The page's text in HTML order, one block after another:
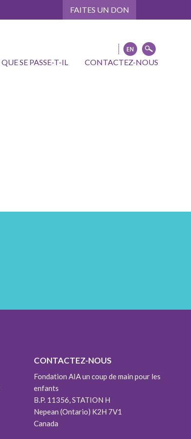
FAITES UN DON
QUE SE PASSE-T-IL CONTACTEZ-NOUS
CONTACTEZ-NOUS
Fondation AIA un coup de main pour les
enfants
B.P. 11356, STATION H
Nepean (Ontario) K2H 7V1
Canada